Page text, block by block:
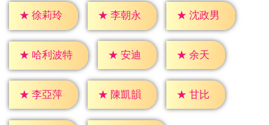
★ 徐莉玲 ★ 李朝永 ★ 沈政男
★ 哈利波特 ★ 安迪 ★ 余天
★ 李亞萍 ★ 陳凱韻 ★ 甘比